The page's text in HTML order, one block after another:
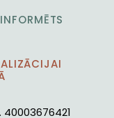
40003676421